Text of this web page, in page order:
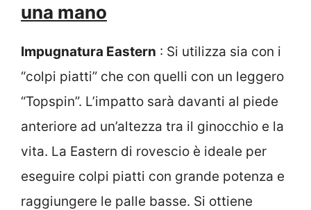
una mano
Impugnatura Eastern : Si utilizza sia con i
“colpi piatti” che con quelli con un leggero
“Topspin”. L’impatto sarà davanti al piede
anteriore ad un’altezza tra il ginocchio e la
vita. La Eastern di rovescio è ideale per
eseguire colpi piatti con grande potenza e
raggiungere le palle basse. Si ottiene